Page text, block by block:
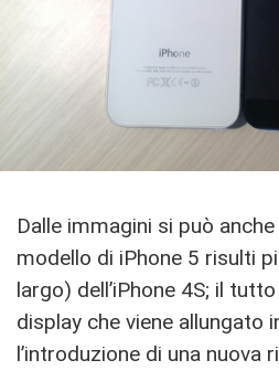
Dalle immagini si può
modello di iPhone 5 risulti
largo) dell’iPhone 4S; il
display che viene allungato
l’introduzione di una nuova